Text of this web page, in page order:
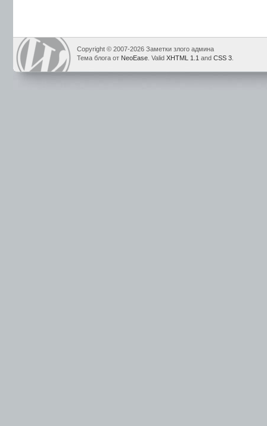
Copyright © 2007-2026 Заметки злого админа
Тема блога от NeoEase . Valid XHTML 1.1 and CSS 3